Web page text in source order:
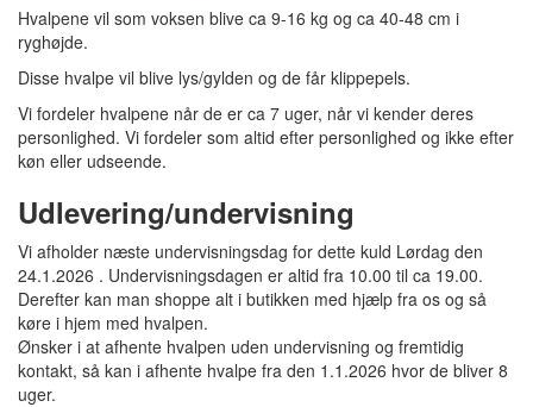
Hvalpene vil som voksen blive ca 9-16 kg og ca 40-48 cm i
ryghøjde.
Disse hvalpe vil blive lys/gylden og de får klippepels.
Vi fordeler hvalpene når de er ca 7 uger, når vi kender deres
personlighed. Vi fordeler som altid efter personlighed og ikke efter
køn eller udseende.
Udlevering/undervisning
Vi afholder næste undervisningsdag for dette kuld Lørdag den
24.1.2026 . Undervisningsdagen er altid fra 10.00 til ca 19.00.
Derefter kan man shoppe alt i butikken med hjælp fra os og så
køre i hjem med hvalpen.
Ønsker i at afhente hvalpen uden undervisning og fremtidig
kontakt, så kan i afhente hvalpe fra den 1.1.2026 hvor de bliver 8
uger.